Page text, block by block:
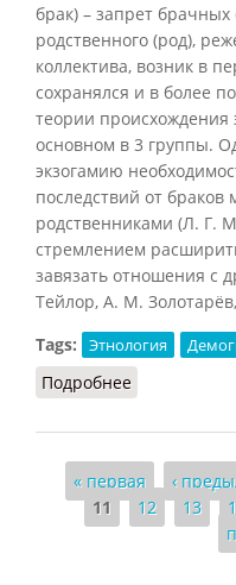
брак) – запрет
родственного (род),
коллектива, возник в
сохранялся и в более
теории происхождения
основном в 3 группы.
экзогамию
последствий от
родственниками (Л. Г.
стремлением
завязать отношения с
Тейлор, А. М.
Tags:
Этнология
Подробнее
Страницы
« первая ‹
11
12 13